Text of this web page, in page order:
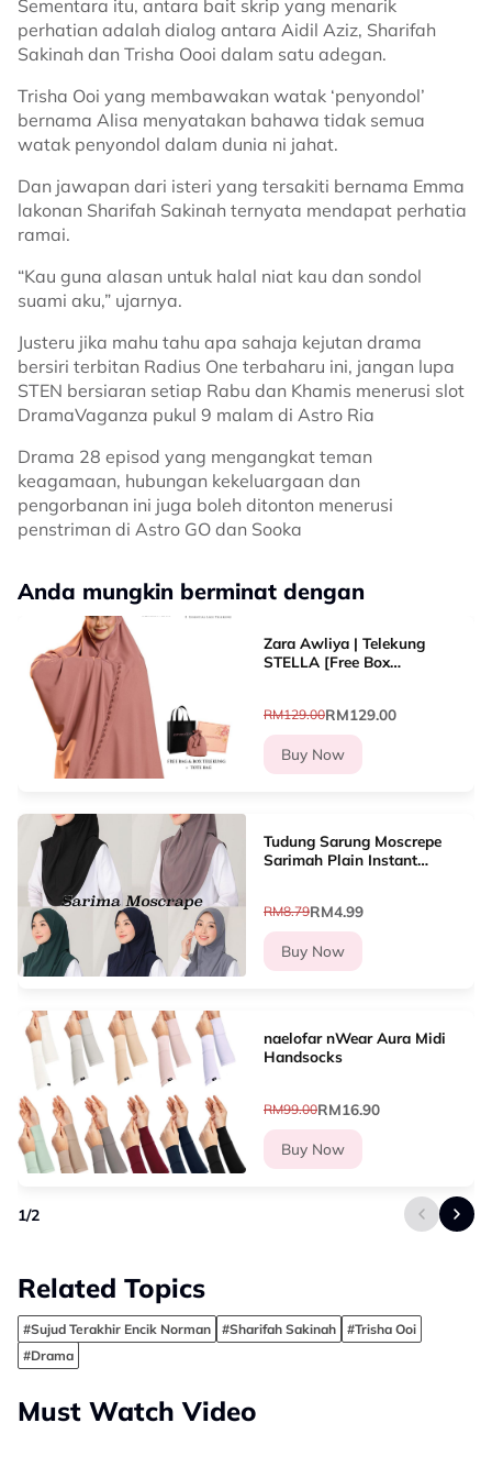
Sementara itu, antara bait skrip yang menarik
perhatian adalah dialog antara Aidil Aziz, Sharifah
Sakinah dan Trisha Oooi dalam satu adegan.
Trisha Ooi yang membawakan watak ‘penyondol’
bernama Alisa menyatakan bahawa tidak semua
watak penyondol dalam dunia ni jahat.
Dan jawapan dari isteri yang tersakiti bernama Emma
lakonan Sharifah Sakinah ternyata mendapat perhatia
ramai.
“Kau guna alasan untuk halal niat kau dan sondol
suami aku,” ujarnya.
Justeru jika mahu tahu apa sahaja kejutan drama
bersiri terbitan Radius One terbaharu ini, jangan lupa
STEN bersiaran setiap Rabu dan Khamis menerusi slot
DramaVaganza pukul 9 malam di Astro Ria
Drama 28 episod yang mengangkat teman
keagamaan, hubungan kekeluargaan dan
pengorbanan ini juga boleh ditonton menerusi
penstriman di Astro GO dan Sooka
Anda mungkin berminat dengan
Zara Awliya | Telekung
STELLA [Free Box
RM129.00RM129.00
Buy Now
Tudung Sarung Moscrepe
Sarimah Plain Instant
RM8.79RM4.99
Buy Now
naelofar nWear Aura Midi
Handsocks
RM99.00RM16.90
Buy Now
1/2
Related Topics
#Sujud Terakhir Encik Norman #Sharifah Sakinah
#Trisha Ooi
#Drama
Must Watch Video